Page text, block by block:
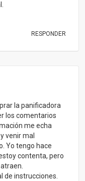
RESPONDER
la panificadora
los comentarios
me echa
venir mal
Yo tengo hace
contenta, pero
de instrucciones.